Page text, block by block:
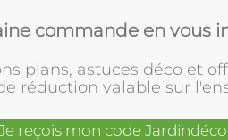
commande en vous
plans, astuces déco et
réduction valable sur
reçois mon code Jardindéco